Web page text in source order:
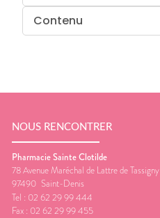
Contenu
NOUS RENCONTRER
Pharmacie Sainte Clotilde
78 Avenue Maréchal de Lattre de Tassigny
97490 Saint-Denis
Tel : 02 62 29 99 444
Fax : 02 62 29 99 455